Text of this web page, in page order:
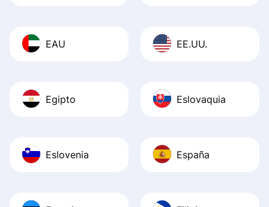
EAU EE.UU.
Egipto Eslovaquia
Eslovenia España